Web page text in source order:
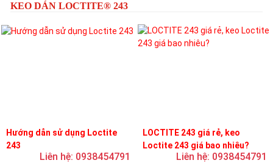
KEO DÁN LOCTITE® 243
Hướng dẫn sử dụng Loctite
243
Liên hệ: 0938454791
LOCTITE 243 giá rẻ, keo
Loctite 243 giá bao nhiêu?
Liên hệ: 0938454791